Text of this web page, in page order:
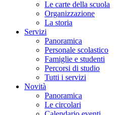
Le carte della scuola
Organizzazione
La storia
Servizi
Panoramica
Personale scolastico
Famiglie e studenti
Percorsi di studio
Tutti i servizi
Novità
Panoramica
Le circolari